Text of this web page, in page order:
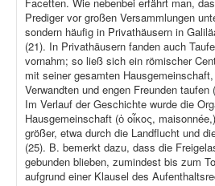
Prediger vor großen Versammlungen
sondern häufig in Privathäusern in
(21). In Privathäusern fanden auch
vornahm; so ließ sich ein römischer
mit seiner gesamten
Verwandten und engen Freunden
Im Verlauf der Geschichte wurde die
Hausgemeinschaft (ὁ οἶκος,
größer, etwa durch die Landflucht und
(25). B. bemerkt dazu, dass die
gebunden blieben, zumindest bis zum
aufgrund einer Klausel des